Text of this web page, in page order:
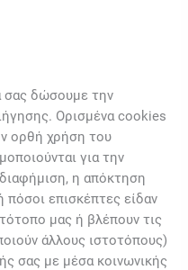
σας δώσουμε την
Ορισμένα cookies
ορθή χρήση του
για την
η απόκτηση
πόσοι επισκέπτες είδαν
μας ή βλέπουν τις
άλλους ιστοτόπους)
σας με μέσα κοινωνικής